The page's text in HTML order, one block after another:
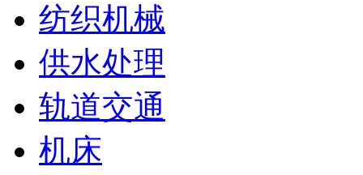
纺织机械
供水处理
轨道交通
机床